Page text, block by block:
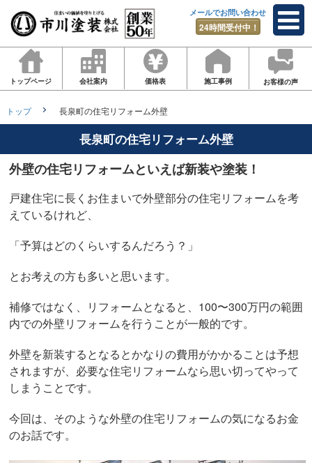
メールでお問い合わせ
24時間受付中！
トップページ 会社案内 価格表 施工事例 お客様の声
トップ 長泉町の住宅リフォーム外壁
長泉町の住宅リフォーム外壁
外壁の住宅リフォームといえば新装や塗装！
戸建住宅に長くお住まいで外壁部分の住宅リフォームを考
えているけれど、
「予算はどのくらいするんだろう？」
とお考えの方も多いと思います。
補修ではなく、リフォームとなると、100〜300万円の範囲
内での外壁リフォームを行うことが一般的です。
外壁を新装するとなるとかなりの費用がかかることは予想
されますが、必要な住宅リフォームなら思い切ってやって
しまうことです。
今回は、そのような外壁の住宅リフォームの気になるお金
のお話です。